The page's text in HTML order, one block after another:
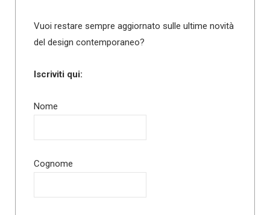
Vuoi restare sempre aggiornato sulle ultime novità
del design contemporaneo?
Iscriviti qui:
Nome
Cognome